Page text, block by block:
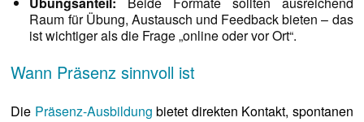
Raum für Übung, Austausch und Feedback bieten – das
ist wichtiger als die Frage „online oder vor Ort“.
Wann Präsenz sinnvoll ist
Die Präsenz-Ausbildung bietet direkten Kontakt, spontanen